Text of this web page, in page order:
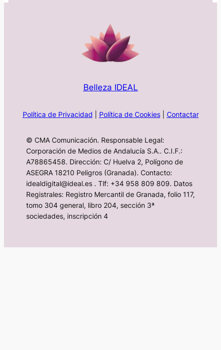
Belleza IDEAL
Política de Privacidad Política de Cookies| Contactar
© CMA Comunicación. Responsable Legal:
Corporación de Medios de Andalucía S.A.. C.I.F.:
A78865458. Dirección: C/ Huelva 2, Polígono de
ASEGRA 18210 Peligros (Granada). Contacto:
idealdigital@ideal.es . Tlf: +34 958 809 809. Datos
Registrales: Registro Mercantil de Granada, folio 117,
tomo 304 general, libro 204, sección 3ª
sociedades, inscripción 4